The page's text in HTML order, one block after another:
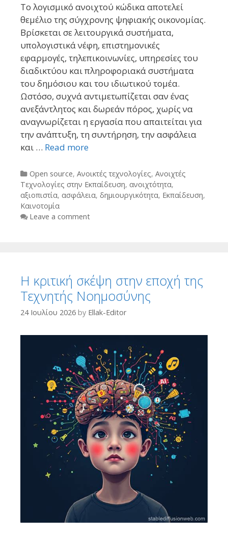
Το λογισμικό ανοιχτού κώδικα αποτελεί
θεμέλιο της σύγχρονης ψηφιακής οικονομίας.
Βρίσκεται σε λειτουργικά συστήματα,
υπολογιστικά νέφη, επιστημονικές
εφαρμογές, τηλεπικοινωνίες, υπηρεσίες του
διαδικτύου και πληροφοριακά συστήματα
του δημόσιου και του ιδιωτικού τομέα.
Ωστόσο, συχνά αντιμετωπίζεται σαν ένας
ανεξάντλητος και δωρεάν πόρος, χωρίς να
αναγνωρίζεται η εργασία που απαιτείται για
την ανάπτυξη, τη συντήρηση, την ασφάλεια
και … Read more
Categories
Open source, Ανοικτές τεχνολογίες, Ανοιχτές
Τεχνολογίες στην Εκπαίδευση, ανοιχτότητα,
αξιοπιστία, ασφάλεια, δημιουργικότητα, Εκπαίδευση,
Καινοτομία
Leave a comment
Η κριτική σκέψη στην εποχή της
Τεχνητής Νοημοσύνης
24 Ιουλίου 2026 by Ellak-Editor